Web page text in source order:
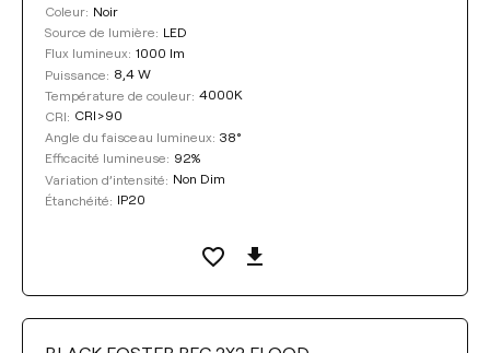
Coleur: Noir
Source de lumière: LED
Flux lumineux: 1000 lm
Puissance: 8,4 W
Température de couleur: 4000K
CRI: CRI>90
Angle du faisceau lumineux: 38°
Efficacité lumineuse: 92%
Variation d’intensité: Non Dim
Étanchéité: IP20